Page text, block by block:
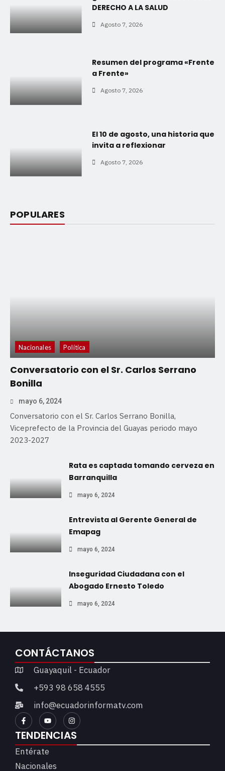
DERECHO A LA SALUD
Agosto 7, 2026
Resumen del programa «Frente
a Frente»
Agosto 7, 2026
El 10 de agosto, una historia que
invita a reflexionar
Agosto 7, 2026
POPULARES
Nacionales Política
Conversatorio con el Sr. Carlos Serrano
Bonilla
mayo 6, 2024
Conversatorio con el Sr. Carlos Serrano Bonilla,
Viceprefecto de la Provincia del Guayas periodo mayo
2023-2027
Rata es captada tomando cerveza en
Barranquilla
mayo 6, 2024
Entrevista al Gerente General de
Emapag
mayo 6, 2024
Inseguridad Ciudadana con el
Abogado Ernesto Toledo
mayo 6, 2024
CONTÁCTANOS
Guayaquil - Ecuador
+593 98 658 4555
info@ecuadorinformatv.com
TENDENCIAS
Entérate
Nacionales